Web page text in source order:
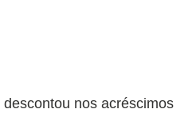
nos acréscimos